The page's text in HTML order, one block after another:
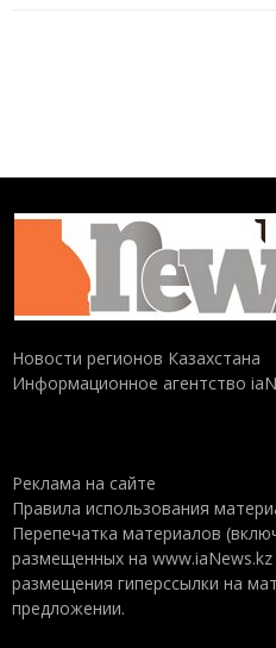
Новости регионов Казахстана
Информационное агентство
Реклама на сайте
Правила использования
Перепечатка материалов
размещенных на
размещения гиперссылки на
предложении.